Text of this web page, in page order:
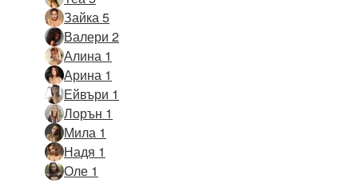
Зайка 5
Валери 2
Алина 1
Арина 1
Ейвъри 1
Лорън 1
Мила 1
Надя 1
Оле 1